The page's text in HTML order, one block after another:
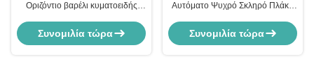
Οριζόντιο βαρέλι κυματοειδής
κυλίνδρων με έλεγχο PLC και
πλάτος κυλίνδρου 750mm-
Συνομιλία τώρα
Αυτόματο Ψυχρό Σκληρό Πλάκα
Motor 26 Sets Roll Forming
Συνομιλία τώρα